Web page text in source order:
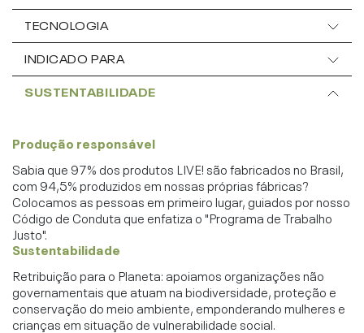
TECNOLOGIA
INDICADO PARA
SUSTENTABILIDADE
Produção responsável
Sabia que 97% dos produtos LIVE! são fabricados no Brasil,
com 94,5% produzidos em nossas próprias fábricas?
Colocamos as pessoas em primeiro lugar, guiados por nosso
Código de Conduta que enfatiza o "Programa de Trabalho
Justo".
Sustentabilidade
Retribuição para o Planeta: apoiamos organizações não
governamentais que atuam na biodiversidade, proteção e
conservação do meio ambiente, emponderando mulheres e
crianças em situação de vulnerabilidade social.